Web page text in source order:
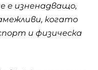
е изненадващо,
когато
и физическа